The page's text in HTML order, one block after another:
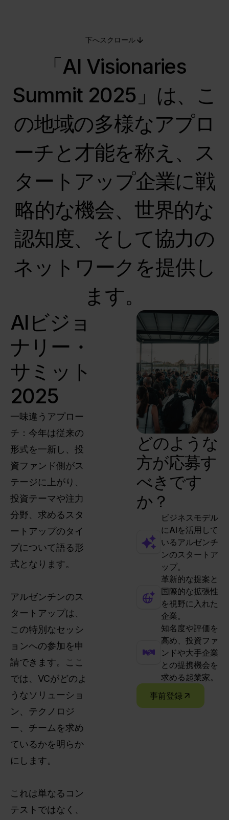
下へスクロール
「AI Visionaries
Summit 2025」は、こ
の地域の多様なアプロ
ーチと才能を称え、ス
タートアップ企業に戦
略的な機会、世界的な
認知度、そして協力の
ネットワークを提供し
ます。
AIビジョ
ナリー・
サミット
2025
一味違うアプロー
チ：今年は従来の
形式を一新し、投
資ファンド側がス
テージに上がり、
投資テーマや注力
分野、求めるスタ
ートアップのタイ
プについて語る形
式となります。
アルゼンチンのス
タートアップは、
この特別なセッシ
ョンへの参加を申
請できます。ここ
では、VCがどのよ
うなソリューショ
ン、テクノロジ
ー、チームを求め
ているかを明らか
にします。
これは単なるコン
テストではなく、
どのような
方が応募す
べきです
か？
ビジネスモデル
にAIを活用して
いるアルゼンチ
ンのスタートア
ップ。
革新的な提案と
国際的な拡張性
を視野に入れた
企業。
知名度や評価を
高め、投資ファ
ンドや大手企業
との提携機会を
求める起業家。
事前登録